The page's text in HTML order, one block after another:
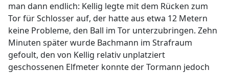
man dann endlich: Kellig legte mit dem Rücken zum
Tor für Schlosser auf, der hatte aus etwa 12 Metern
keine Probleme, den Ball im Tor unterzubringen. Zehn
Minuten später wurde Bachmann im Strafraum
gefoult, den von Kellig relativ unplatziert
geschossenen Elfmeter konnte der Tormann jedoch